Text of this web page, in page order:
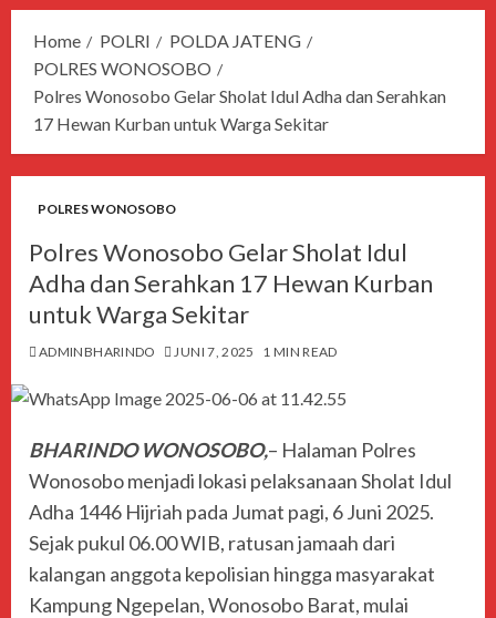
Home POLRI
POLDA JATENG
POLRES WONOSOBO
Polres Wonosobo Gelar Sholat Idul Adha dan Serahkan
17 Hewan Kurban untuk Warga Sekitar
POLRES WONOSOBO
Polres Wonosobo Gelar Sholat Idul
Adha dan Serahkan 17 Hewan Kurban
untuk Warga Sekitar
ADMINBHARINDO JUNI 7, 2025 1 MIN READ
BHARINDO WONOSOBO,– Halaman Polres
Wonosobo menjadi lokasi pelaksanaan Sholat Idul
Adha 1446 Hijriah pada Jumat pagi, 6 Juni 2025.
Sejak pukul 06.00 WIB, ratusan jamaah dari
kalangan anggota kepolisian hingga masyarakat
Kampung Ngepelan, Wonosobo Barat, mulai